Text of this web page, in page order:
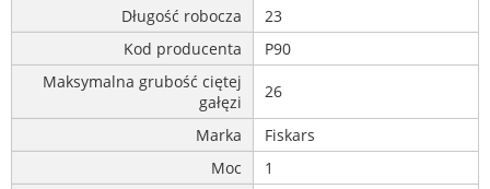
Długość robocza
23
Kod producenta
P90
Maksymalna grubość ciętej
gałęzi
26
Marka
Fiskars
Moc
1